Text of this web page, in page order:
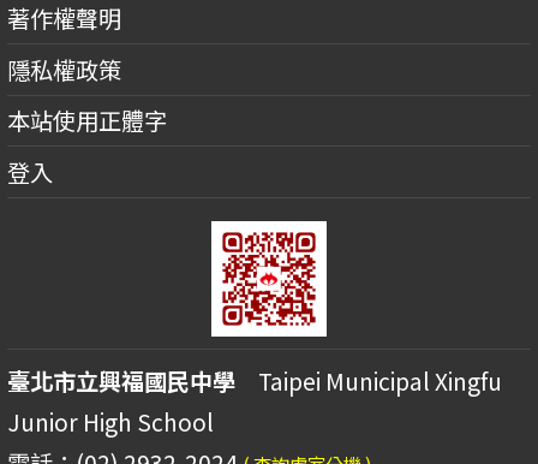
著作權聲明
隱私權政策
本站使用正體字
登入
臺北市立興福國民中學 Taipei Municipal Xingfu
Junior High School